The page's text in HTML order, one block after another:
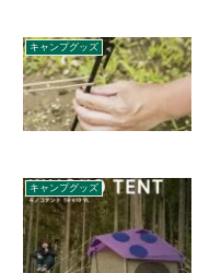
キャンプグッズ
キャンプグッズ